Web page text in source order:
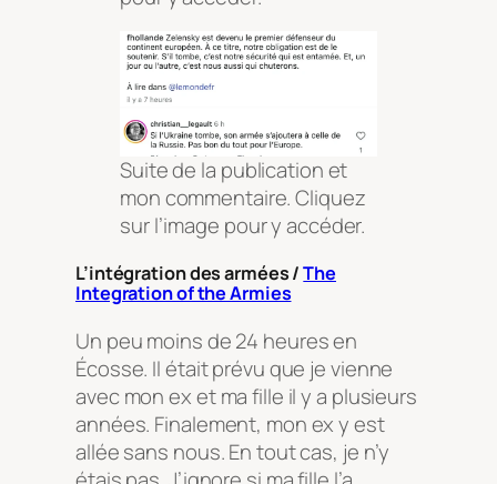
Suite de la publication et
mon commentaire. Cliquez
sur l’image pour y accéder.
L’intégration des armées /The
Integration of the Armies
Un peu moins de 24 heures en
Écosse. Il était prévu que je vienne
avec mon ex et ma fille il y a plusieurs
années. Finalement, mon ex y est
allée sans nous. En tout cas, je n’y